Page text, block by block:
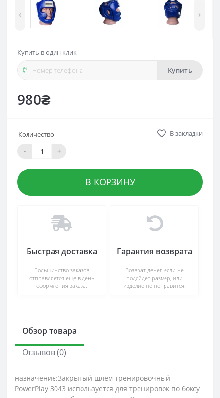
‹ ›
980₴
Купить в один клик
Купить
Количество:
-
+
В закладки
В КОРЗИНУ
Быстрая доставка
Большинство заказов
отправляется еще в день
оформления заказа.
Гарантия возврата
Возврат денег, если не
подойдет размер, или
изделие не понравится.
Обзор товара
Отзывов (0)
назначение:Закрытый шлем тренировочный
PowerPlay 3043 используется для тренировок по боксу